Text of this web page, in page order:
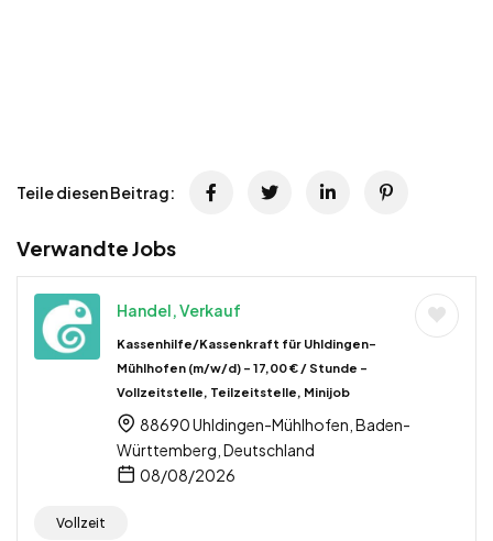
Teile diesen Beitrag:
Verwandte Jobs
Handel, Verkauf
Kassenhilfe/Kassenkraft für Uhldingen-
Mühlhofen (m/w/d) – 17,00 € / Stunde –
Vollzeitstelle, Teilzeitstelle, Minijob
88690 Uhldingen-Mühlhofen, Baden-
Württemberg, Deutschland
08/08/2026
Vollzeit